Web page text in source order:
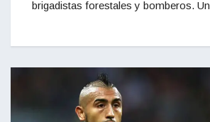
brigadistas forestales y bomberos. Un